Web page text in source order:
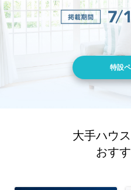
特設
大手ハウ
おす